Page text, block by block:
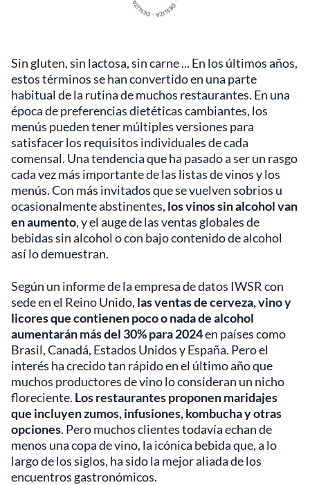
Sin gluten, sin lactosa, sin carne ... En los últimos años,
estos términos se han convertido en una parte
habitual de la rutina de muchos restaurantes. En una
época de preferencias dietéticas cambiantes, los
menús pueden tener múltiples versiones para
satisfacer los requisitos individuales de cada
comensal. Una tendencia que ha pasado a ser un rasgo
cada vez más importante de las listas de vinos y los
menús. Con más invitados que se vuelven sobrios u
ocasionalmente abstinentes, los vinos sin alcohol van
en aumento, y el auge de las ventas globales de
bebidas sin alcohol o con bajo contenido de alcohol
así lo demuestran.
Según un informe de la empresa de datos IWSR con
sede en el Reino Unido, las ventas de cerveza, vino y
licores que contienen poco o nada de alcohol
aumentarán más del 30% para 2024en países como
Brasil, Canadá, Estados Unidos y España. Pero el
interés ha crecido tan rápido en el último año que
muchos productores de vino lo consideran un nicho
floreciente. Los restaurantes proponen maridajes
que incluyen zumos, infusiones, kombucha y otras
opciones. Pero muchos clientes todavía echan de
menos una copa de vino, la icónica bebida que, a lo
largo de los siglos, ha sido la mejor aliada de los
encuentros gastronómicos.